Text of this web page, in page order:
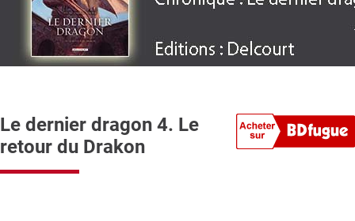
Le dernier dragon 4. Le
retour du Drakon